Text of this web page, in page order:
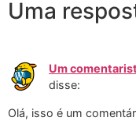
Uma
Um
disse:
Olá, isso é um